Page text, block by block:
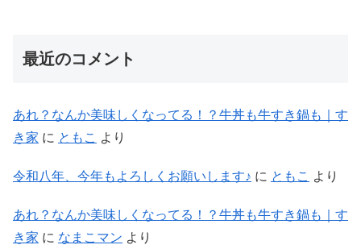
最近のコメント
あれ？なんか美味しくなってる！？牛丼も牛すき鍋も｜す
き家 に ともこ より
令和八年、今年もよろしくお願いします♪ に ともこ より
あれ？なんか美味しくなってる！？牛丼も牛すき鍋も｜す
き家 に なまこマン より